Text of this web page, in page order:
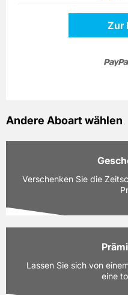
Zur
Andere Aboart wählen
Verschenken Sie die
Ausgaben:
24 Hefte
12 Monate
Lassen Sie sich von
eine